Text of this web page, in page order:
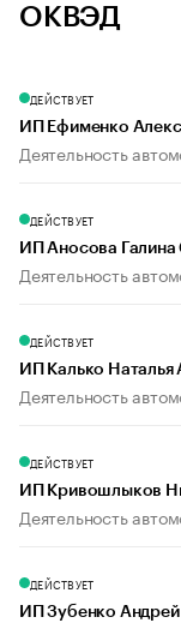
ОКВЭД
ДЕЙСТВУЕТ
ИП Ефименко
Деятельность
ДЕЙСТВУЕТ
ИП Аносова Галина
Деятельность
ДЕЙСТВУЕТ
ИП Калько Наталья
Деятельность
ДЕЙСТВУЕТ
ИП Кривошлыков
Деятельность
ДЕЙСТВУЕТ
ИП Зубенко